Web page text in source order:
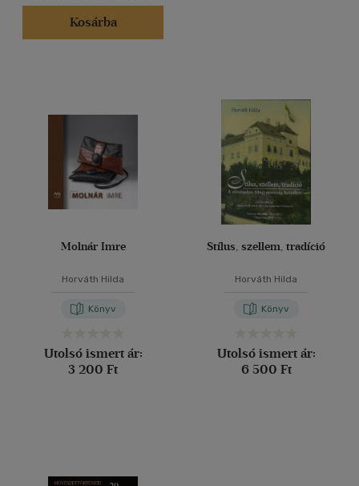
Kosárba
Molnár Imre
Horváth Hilda
Könyv
Utolsó ismert ár:
3 200 Ft
Stílus, szellem, tradíció
Horváth Hilda
Könyv
Utolsó ismert ár:
6 500 Ft